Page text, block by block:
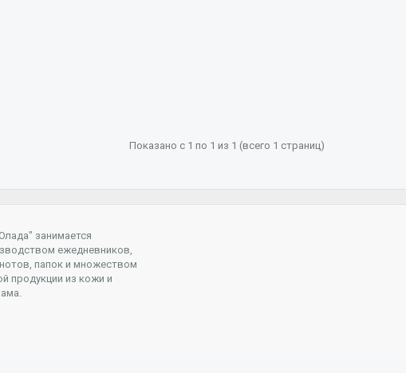
Показано с 1 по 1 из 1 (всего 1 страниц)
занимается
ежедневников,
папок и множеством
продукции из кожи и